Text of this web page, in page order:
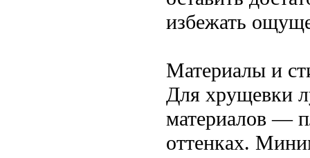
избежать
Материалы и
Для хрущевки
материалов —
оттенках.